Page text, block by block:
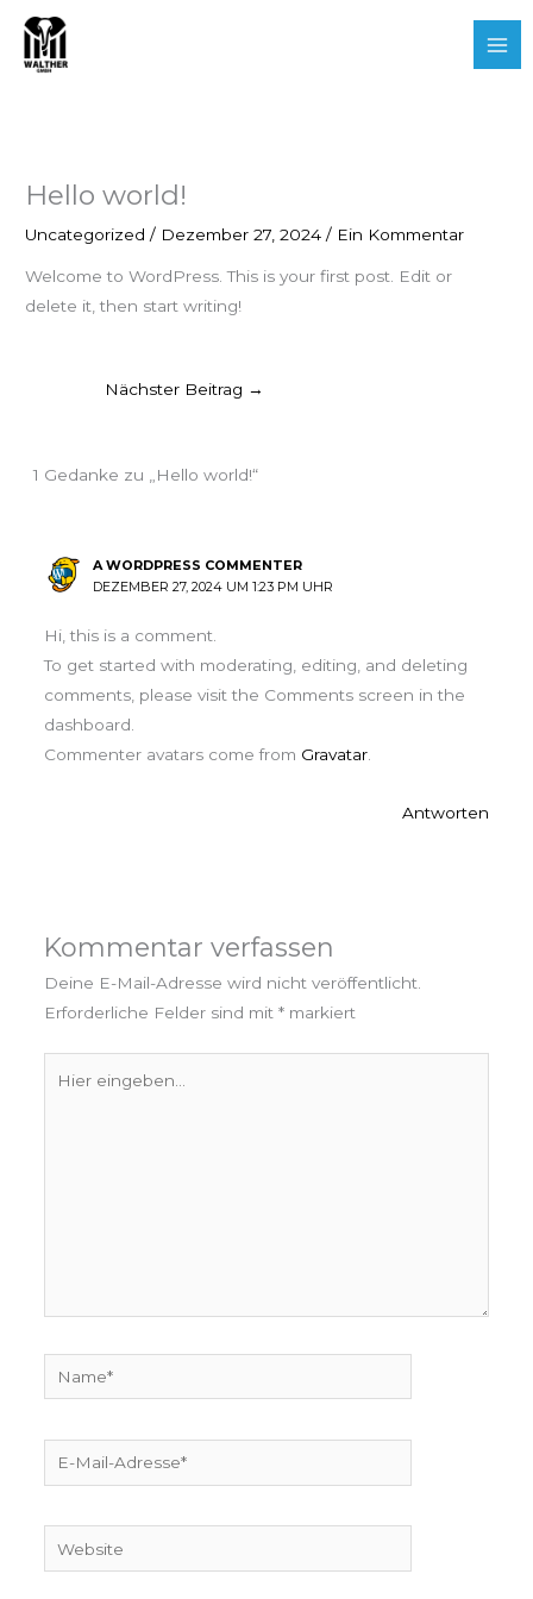
Zum
Inhalt
springen
Hello world!
Uncategorized / Dezember 27, 2024/ Ein Kommentar
Welcome to WordPress. This is your first post. Edit or
delete it, then start writing!
Nächster Beitrag →
1 Gedanke zu „Hello world!“
A WORDPRESS COMMENTER
DEZEMBER 27, 2024 UM 1:23 PM UHR
Hi, this is a comment.
To get started with moderating, editing, and deleting
comments, please visit the Comments screen in the
dashboard.
Commenter avatars come from Gravatar.
Antworten
Kommentar verfassen
Deine E-Mail-Adresse wird nicht veröffentlicht.
Erforderliche Felder sind mit *markiert
eingeben…
Mail-
Website